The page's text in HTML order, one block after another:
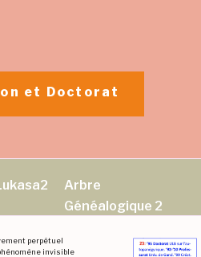
Arbre
Généalogique 2
et Doctorat
perpétuel
invisible